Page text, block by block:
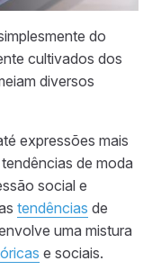
do
cultivados dos
diversos
expressões mais
tendências de moda
social e
tendências de
uma mistura
e sociais.